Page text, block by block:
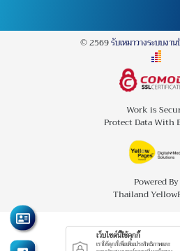
© 2569รับเหมาวางระบบงา
Work is
Protect Data With
Powered By
Thailand
เว็บไซต์นี้ใช้คุกกี้
เราใช้คุกกี้เพื่อเพิ่มประสิทธิภาพและ